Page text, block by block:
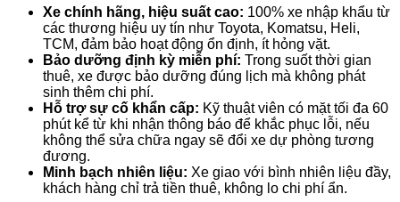
Xe chính hãng, hiệu suất cao: 100% xe nhập khẩu từ
các thương hiệu uy tín như Toyota, Komatsu, Heli,
TCM, đảm bảo hoạt động ổn định, ít hỏng vặt.
Bảo dưỡng định kỳ miễn phí: Trong suốt thời gian
thuê, xe được bảo dưỡng đúng lịch mà không phát
sinh thêm chi phí.
Hỗ trợ sự cố khẩn cấp: Kỹ thuật viên có mặt tối đa 60
phút kể từ khi nhận thông báo để khắc phục lỗi, nếu
không thể sửa chữa ngay sẽ đổi xe dự phòng tương
đương.
Minh bạch nhiên liệu: Xe giao với bình nhiên liệu đầy,
khách hàng chỉ trả tiền thuê, không lo chi phí ẩn.